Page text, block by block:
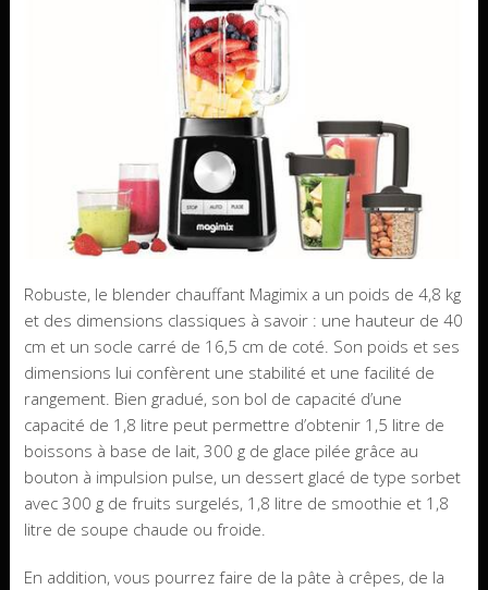
Robuste, le blender chauffant Magimix a un poids de 4,8 kg
et des dimensions classiques à savoir : une hauteur de 40
cm et un socle carré de 16,5 cm de coté. Son poids et ses
dimensions lui confèrent une stabilité et une facilité de
rangement. Bien gradué, son bol de capacité d’une
capacité de 1,8 litre peut permettre d’obtenir 1,5 litre de
boissons à base de lait, 300 g de glace pilée grâce au
bouton à impulsion pulse, un dessert glacé de type sorbet
avec 300 g de fruits surgelés, 1,8 litre de smoothie et 1,8
litre de soupe chaude ou froide.
En addition, vous pourrez faire de la pâte à crêpes, de la